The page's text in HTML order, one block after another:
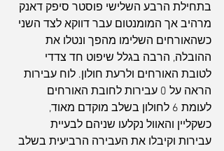
בתחילת הרבע השלישי פוסטר סיפק דאנק
מרהיב אך המומנטום עבר דווקא לצד השני
כשהאורחים השלימו מהפך ונטלו את
ההובלה, הרבה בגלל שיפוט חד צדדי
לטובת האורחים ולרעת חולון. לוח עבירות
הראה על 0 עבירות לחובת האורחים
לעומת 6 לחולון בשלב מוקדם מאוד,
כשקליין והאוול נקלעו שניהם לבעיית
עבירות וקיבלו את העבירה הרביעית בשלב